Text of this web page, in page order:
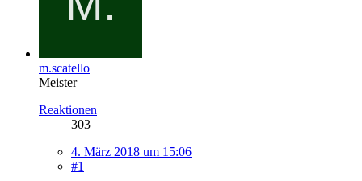
m.scatello
Meister
Reaktionen
303
4. März 2018 um 15:06
#1